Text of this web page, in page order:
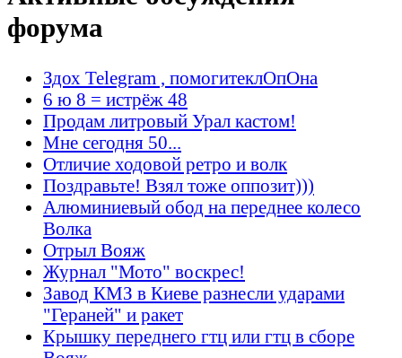
форума
Здох Telegram , помогитеклОпОна
6 ю 8 = истрёж 48
Продам литровый Урал кастом!
Мне сегодня 50...
Отличие ходовой ретро и волк
Поздравьте! Взял тоже оппозит)))
Алюминиевый обод на переднее колесо
Волка
Отрыл Вояж
Журнал "Мото" воскрес!
Завод КМЗ в Киеве разнесли ударами
"Гераней" и ракет
Крышку переднего гтц или гтц в сборе